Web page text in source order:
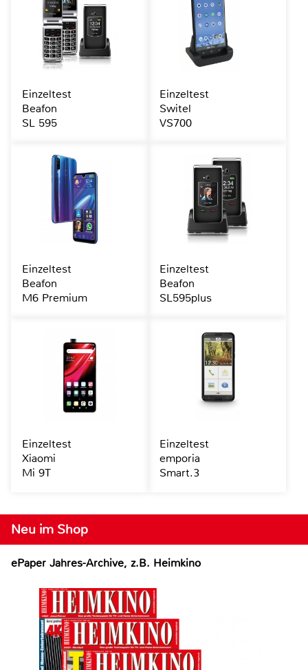
Neu im Shop
ePaper Jahres-Archive, z.B. Heimkino
Einzeltest
Beafon
SL 595
Einzeltest
Switel
VS700
Einzeltest
Beafon
M6 Premium
Einzeltest
Beafon
SL595plus
Einzeltest
Xiaomi
Mi 9T
Einzeltest
emporia
Smart.3